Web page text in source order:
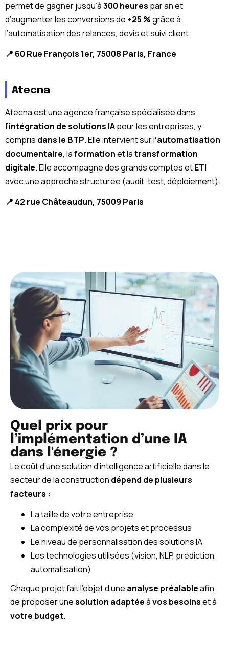
permet de gagner jusqu’à300 heures par an et
d’augmenter les conversions de +25 %grâce à
l’automatisation des relances, devis et suivi client.
📍 60 Rue François 1er, 75008 Paris, France
Atecna
Atecna est une agence française spécialisée dans
l’intégration de solutions IApour les entreprises, y
compris dans le BTP. Elle intervient sur l’automatisation
documentaire, laformationet latransformation
digitale. Elle accompagne des grands comptes etETI
avec une approche structurée (audit, test, déploiement).
📍 42 rue Châteaudun, 75009 Paris
Quel prix pour
l’implémentation d’une IA
dans l'énergie ?
Le coût d’une solution d’intelligence artificielle dans le
secteur de la construction dépend de plusieurs
facteurs :
La taille de votre entreprise
La complexité de vos projets et processus
Le niveau de personnalisation des solutions IA
Les technologies utilisées (vision, NLP, prédiction,
automatisation)
Chaque projet fait l’objet d’une analyse préalableafin
de proposer unesolution adaptéeàvos besoinset à
votre budget.